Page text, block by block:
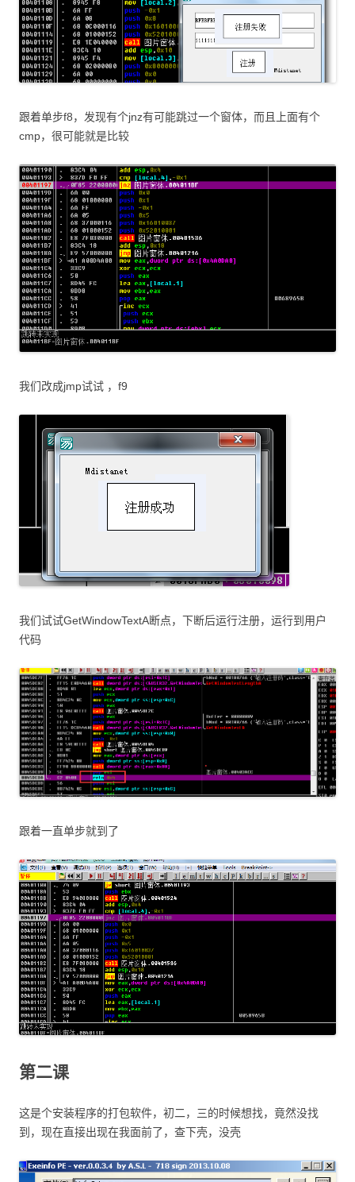
跟着单步f8，发现有个jnz有可能跳过一个窗体，而且上面有个
cmp，很可能就是比较
我们改成jmp试试 ，f9
我们试试GetWindowTextA断点，下断后运行注册，运行到用户
代码
跟着一直单步就到了
第二课
这是个安装程序的打包软件，初二，三的时候想找，竟然没找
到，现在直接出现在我面前了，查下壳，没壳